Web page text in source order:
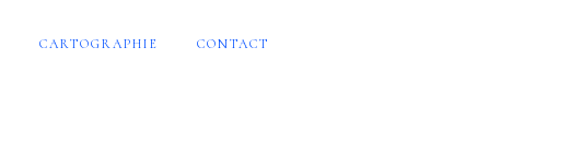
CARTOGRAPHIE CONTACT